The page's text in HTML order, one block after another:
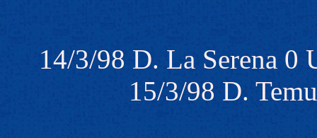
14/3/98 D. La Serena
15/3/98 D.